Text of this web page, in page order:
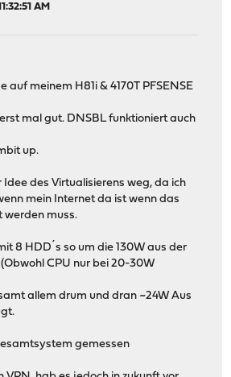
AM
auf meinem H81i & 4170T PFSENSE
mal gut. DNSBL funktioniert auch
up.
Idee des Virtualisierens weg, da ich
mein Internet da ist wenn das
werden muss.
8 HDD´s so um die 130W aus der
CPU nur bei 20-30W
allem drum und dran ~24W Aus
gemessen